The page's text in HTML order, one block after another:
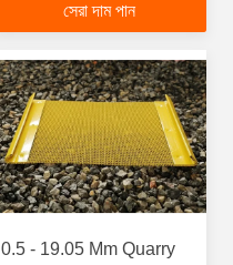
সেরা দাম পান
0.5 - 19.05 Mm Quarry